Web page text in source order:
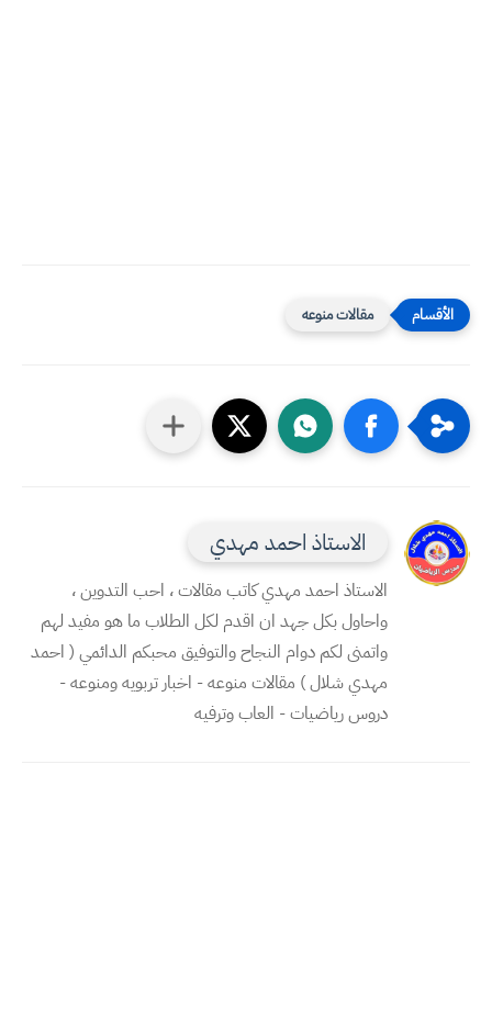
مقالات منوعه
الاستاذ احمد مهدي
الاستاذ احمد مهدي كاتب مقالات ، احب التدوين ،
واحاول بكل جهد ان اقدم لكل الطلاب ما هو مفيد لهم
واتمنى لكم دوام النجاح والتوفيق محبكم الدائمي ( احمد
مهدي شلال ) مقالات منوعه - اخبار تربويه ومنوعه -
دروس رياضيات - العاب وترفيه